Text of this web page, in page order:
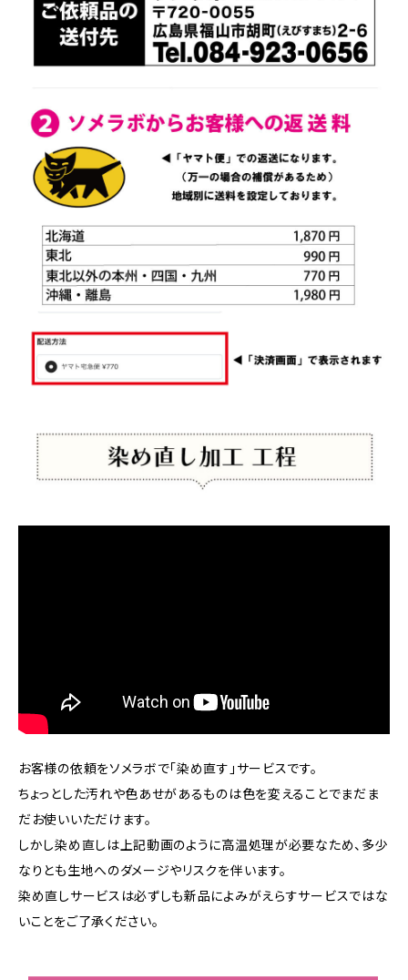
お客様の依頼をソメラボで「染め直す」サービスです。
ちょっとした汚れや色あせがあるものは色を変えることでまだま
だお使いいただけます。
しかし染め直しは上記動画のように高温処理が必要なため、多少
なりとも生地へのダメージやリスクを伴います。
染め直しサービスは必ずしも新品によみがえらすサービスではな
いことをご了承ください。